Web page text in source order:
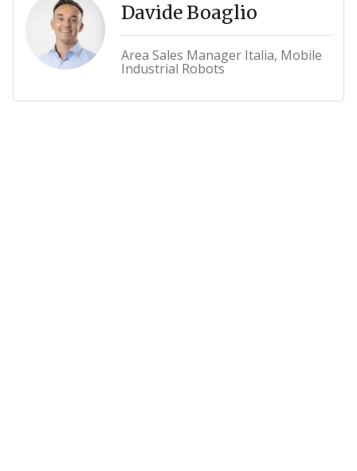
Davide Boaglio
Area Sales Manager Italia, Mobile
Industrial Robots